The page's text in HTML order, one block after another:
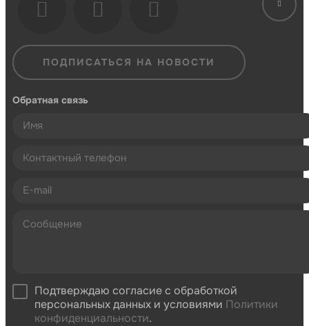
ПОДПИСАТЬСЯ НА НОВОСТИ
Обратная связь
Подтверждаю согласие с обработкой
персональных данных и условиями Политики
конфиденциальности.